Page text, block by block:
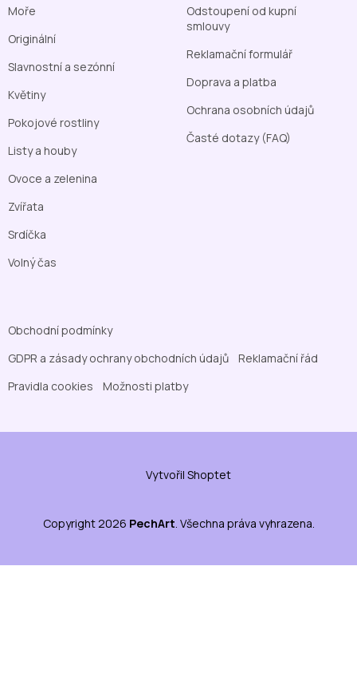
Moře
Originální
Slavnostní a sezónní
Květiny
Pokojové rostliny
Listy a houby
Ovoce a zelenina
Zvířata
Srdíčka
Volný čas
Odstoupení od kupní
smlouvy
Reklamační formulář
Doprava a platba
Ochrana osobních údajů
Časté dotazy (FAQ)
Obchodní podmínky
GDPR a zásady ochrany obchodních údajů
Reklamační řád
Pravidla cookies
Možnosti platby
Vytvořil Shoptet
Copyright 2026 PechArt . Všechna práva vyhrazena.